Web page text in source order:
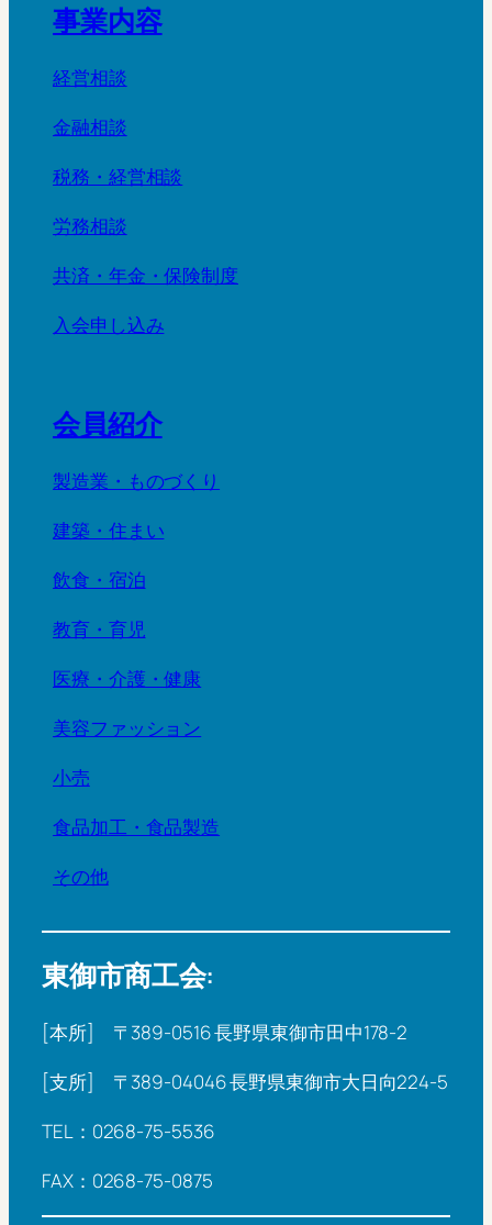
事業内容
経営相談
金融相談
税務・経営相談
労務相談
共済・年金・保険制度
入会申し込み
会員紹介
製造業・ものづくり
建築・住まい
飲食・宿泊
教育・育児
医療・介護・健康
美容ファッション
小売
食品加工・食品製造
その他
東御市商工会:
[本所] 〒389-0516 長野県東御市田中178-2
[支所] 〒389-04046 長野県東御市大日向224-5
TEL：0268-75-5536
FAX：0268-75-0875